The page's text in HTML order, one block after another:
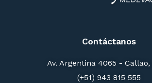
Contáctanos
Av. Argentina 4065 - Callao,
(+51) 943 815 555